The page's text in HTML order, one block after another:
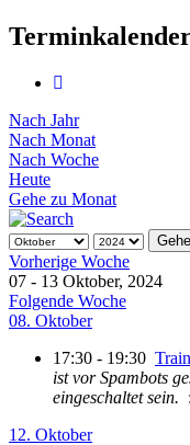
Nach Jahr
Nach Monat
Nach Woche
Heute
Gehe zu Monat
Vorherige Woche
07 - 13 Oktober, 2024
Folgende Woche
08. Oktober
17:30 - 19:30
ist vor Spambots
eingeschaltet sein.
12. Oktober